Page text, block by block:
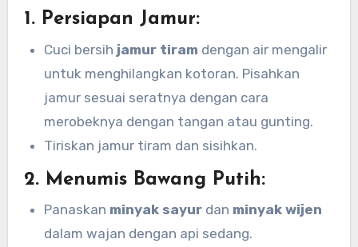
1. Persiapan Jamur:
Cuci bersih jamur tiram dengan air mengalir
untuk menghilangkan kotoran. Pisahkan
jamur sesuai seratnya dengan cara
merobeknya dengan tangan atau gunting.
Tiriskan jamur tiram dan sisihkan.
2. Menumis Bawang Putih:
Panaskan minyak sayur dan minyak wijen
dalam wajan dengan api sedang.